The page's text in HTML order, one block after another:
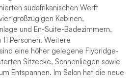
südafrikanischen Werft
großzügigen Kabinen,
und En-Suite-Badezimmern,
Personen. Weitere
eine höher gelegene Flybridge-
Sitzecke, Sonnenliegen sowie
Entspannen. Im Salon hat die neue